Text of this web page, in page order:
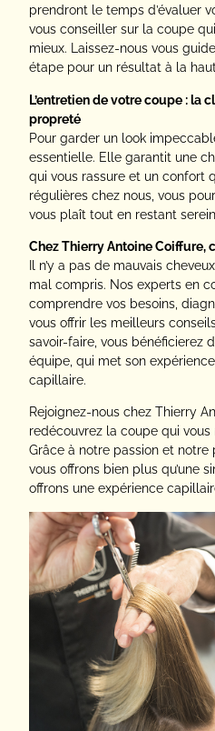
prendront le temps d’évaluer
vous conseiller sur la coupe
mieux. Laissez-nous vous
étape pour un résultat à la
L’entretien de votre coupe : la
propreté
Pour garder un look
essentielle. Elle garantit une
qui vous rassure et un confort
régulières chez nous, vous
vous plaît tout en restant
Chez Thierry Antoine Coiffure,
Il n’y a pas de mauvais
mal compris. Nos experts en
comprendre vos besoins,
vous offrir les meilleurs
savoir-faire, vous bénéficierez
équipe, qui met son
capillaire.
Rejoignez-nous chez Thierry
redécouvrez la coupe qui vous
Grâce à notre passion et notre
vous offrons bien plus qu’une
offrons une expérience